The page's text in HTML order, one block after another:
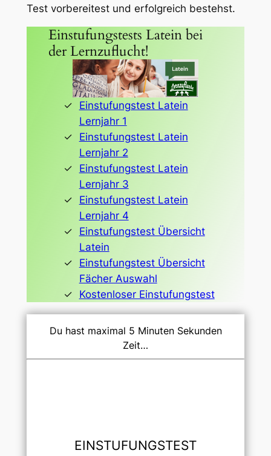
Test vorbereitest und erfolgreich bestehst.
Einstufungstests Latein bei
der Lernzuflucht!
Einstufungstest Latein
Lernjahr 1
Einstufungstest Latein
Lernjahr 2
Einstufungstest Latein
Lernjahr 3
Einstufungstest Latein
Lernjahr 4
Einstufungstest Übersicht
Latein
Einstufungstest Übersicht
Fächer Auswahl
Kostenloser Einstufungstest
Du hast maximal 5 Minuten Sekunden
Zeit…
EINSTUFUNGSTEST